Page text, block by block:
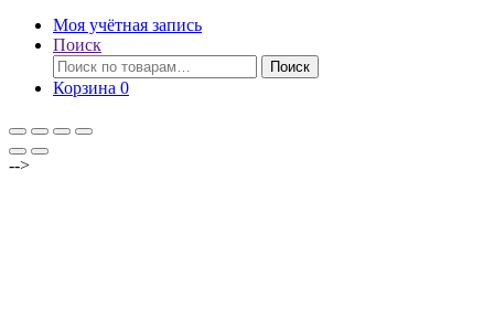
Моя учётная запись
Поиск
Искать:
Поиск
Корзина 0
-->